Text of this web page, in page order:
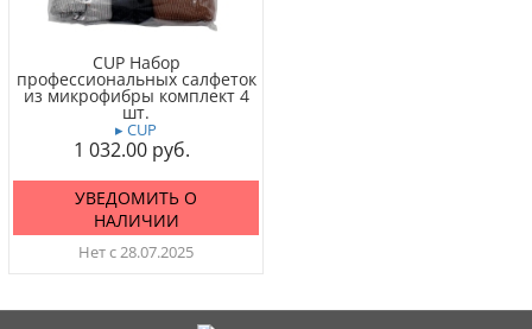
CUP Набор
профессиональных салфеток
из микрофибры комплект 4
шт.
▸ CUP
1 032.00
УВЕДОМИТЬ О
НАЛИЧИИ
Нет с 28.07.2025